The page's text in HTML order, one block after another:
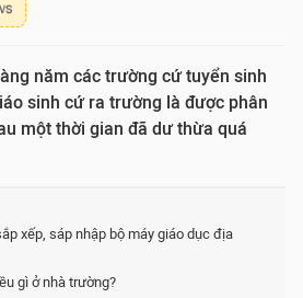
năm các trường cứ tuyển sinh
sinh cứ ra trường là được phân
một thời gian đã dư thừa quá
xếp, sáp nhập bộ máy giáo dục địa
gì ở nhà trường?